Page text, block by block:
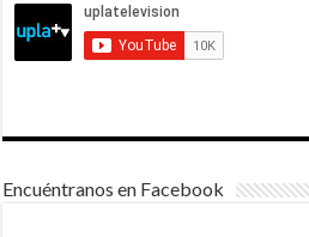
Encuéntranos en Facebook